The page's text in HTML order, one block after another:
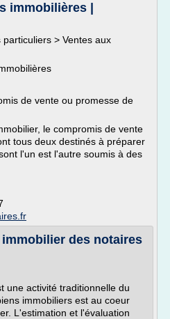
immobilières |
> Ventes aux
de vente ou promesse de
le compromis de vente
tous deux destinés à préparer
l'un est l'autre soumis à des
des notaires
une activité traditionnelle du
immobiliers est au coeur
L'estimation et l'évaluation